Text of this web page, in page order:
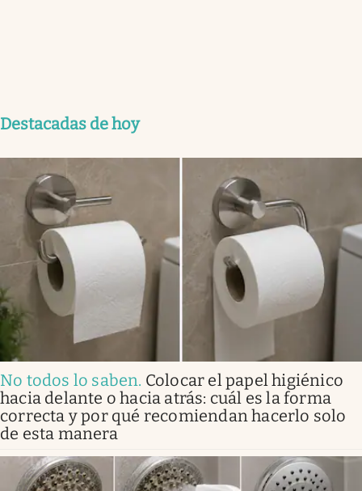
Destacadas de hoy
No todos lo saben. Colocar el papel higiénico
hacia delante o hacia atrás: cuál es la forma
correcta y por qué recomiendan hacerlo solo
de esta manera